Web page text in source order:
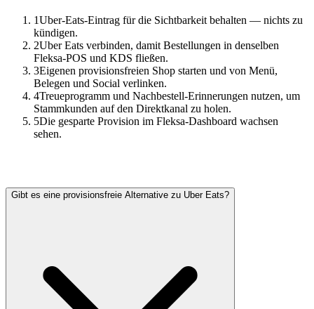
1Uber-Eats-Eintrag für die Sichtbarkeit behalten — nichts zu
kündigen.
2Uber Eats verbinden, damit Bestellungen in denselben
Fleksa-POS und KDS fließen.
3Eigenen provisionsfreien Shop starten und von Menü,
Belegen und Social verlinken.
4Treueprogramm und Nachbestell-Erinnerungen nutzen, um
Stammkunden auf den Direktkanal zu holen.
5Die gesparte Provision im Fleksa-Dashboard wachsen
sehen.
Gibt es eine provisionsfreie Alternative zu Uber Eats?